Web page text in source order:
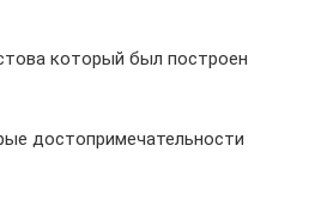
который был построен
достопримечательности